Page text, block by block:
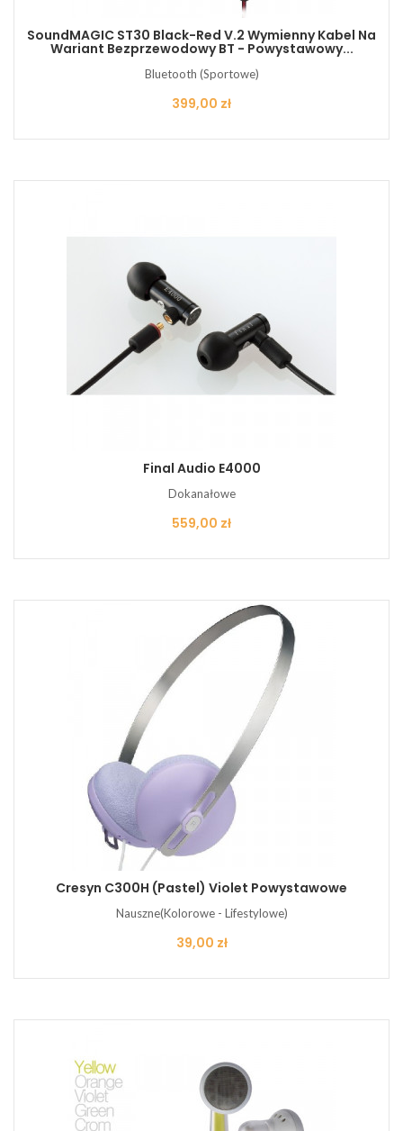
SoundMAGIC ST30 Black-Red V.2 Wymienny Kabel Na
Wariant Bezprzewodowy BT - Powystawowy...
Bluetooth (Sportowe)
Cena
399,00 zł
Final Audio E4000
Dokanałowe
Cena
559,00 zł
Cresyn C300H (pastel) Violet Powystawowe
Nauszne(Kolorowe - Lifestylowe)
Cena
39,00 zł